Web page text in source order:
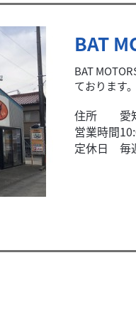
BAT
BAT
ております
住所
愛
営業時間
定休日
毎